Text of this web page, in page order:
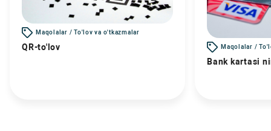
Maqolalar / To'lov va o'tkazmalar
QR-to'lov Maqolalar /
Bank kartasi